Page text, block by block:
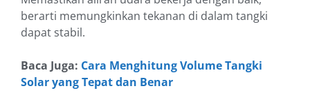
berarti memungkinkan tekanan di dalam tangki
dapat stabil.
Baca Juga: Cara Menghitung Volume Tangki
Solar yang Tepat dan Benar